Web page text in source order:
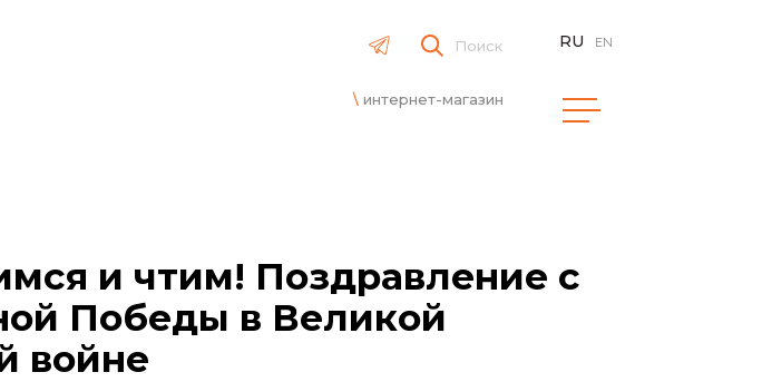
Поиск
интернет-магазин
RU EN
и чтим! Поздравление с
Победы в Великой
войне